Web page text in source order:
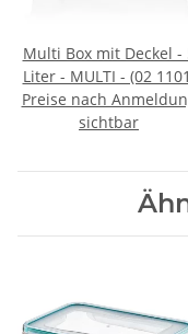
Multi Box mit Deckel -
Liter - MULTI - (02
Preise nach
sichtbar